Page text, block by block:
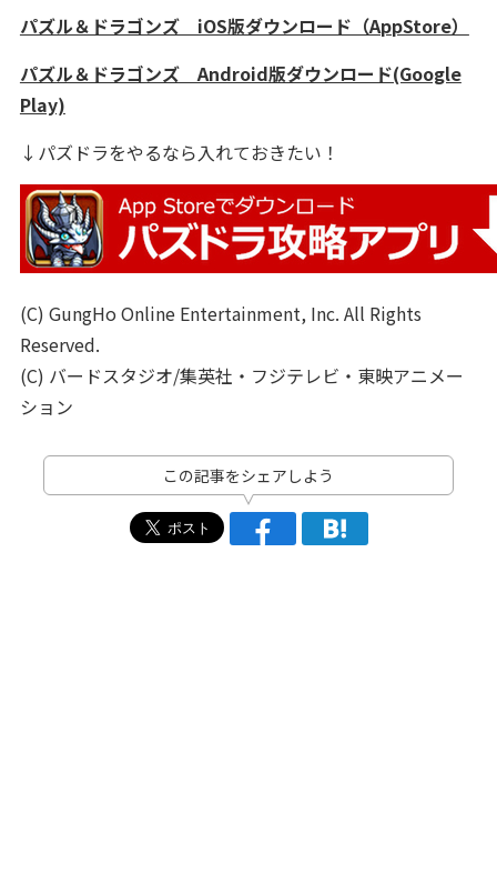
パズル＆ドラゴンズ iOS版ダウンロード（AppStore）
パズル＆ドラゴンズ Android版ダウンロード(Google
Play)
↓パズドラをやるなら入れておきたい！
(C) GungHo Online Entertainment, Inc. All Rights
Reserved.
(C) バードスタジオ/集英社・フジテレビ・東映アニメー
ション
この記事をシェアしよう